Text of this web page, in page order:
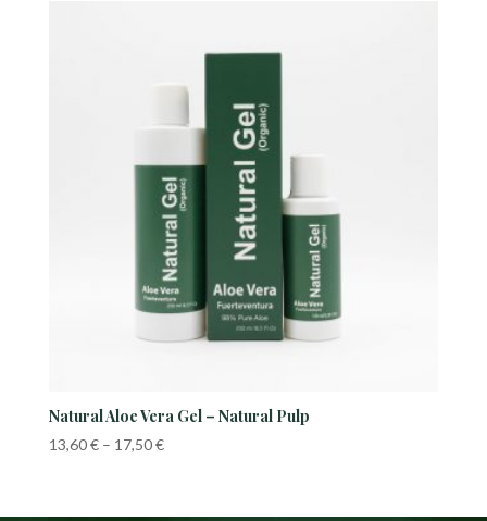
Natural Aloe Vera Gel – Natural Pulp
13,60€ – 17,50€Price